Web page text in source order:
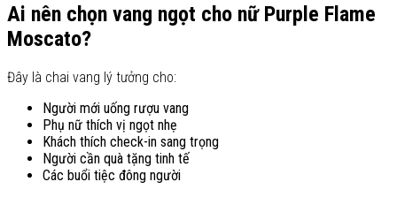
Ai nên chọn vang ngọt cho nữ Purple Flame
Moscato?
Đây là chai vang lý tưởng cho:
Người mới uống rượu vang
Phụ nữ thích vị ngọt nhẹ
Khách thích check-in sang trọng
Người cần quà tặng tinh tế
Các buổi tiệc đông người